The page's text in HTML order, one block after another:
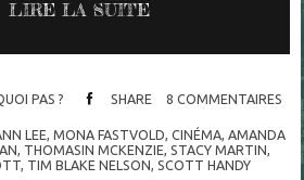
LIRE LA SUITE
PAS ? SHARE 8 COMMENTAIRES
LEE,MONA FASTVOLD,CINÉMA,AMANDA
, THOMASIN MCKENZIE,STACY MARTIN,
, TIM BLAKE NELSON, SCOTT HANDY